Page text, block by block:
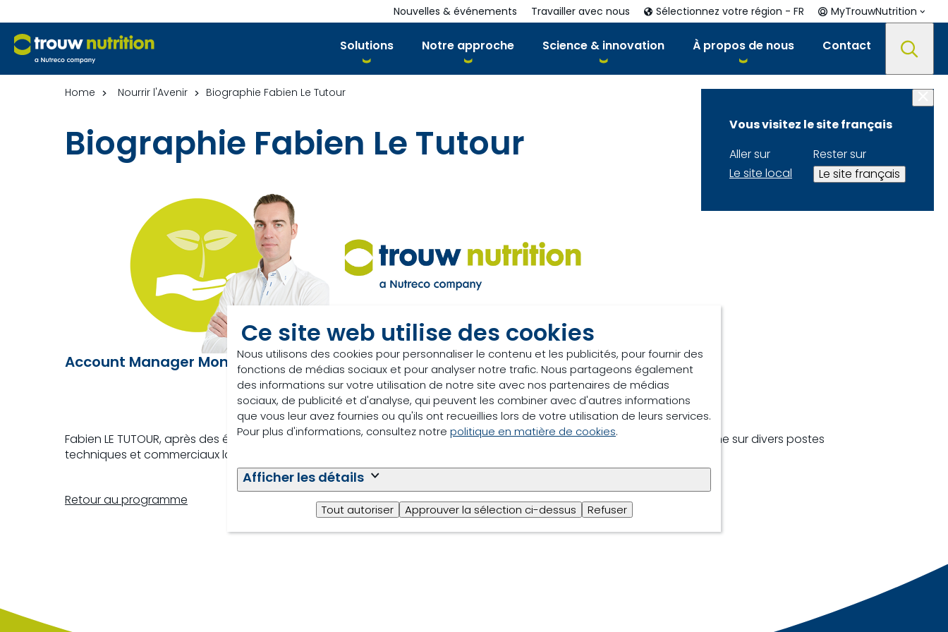
Ce site web utilise des cookies
Nous utilisons des cookies pour personnaliser le contenu et les publicités, pour fournir des
fonctions de médias sociaux et pour analyser notre trafic. Nous partageons également
des informations sur votre utilisation de notre site avec nos partenaires de médias
sociaux, de publicité et d'analyse, qui peuvent les combiner avec d'autres informations
que vous leur avez fournies ou qu'ils ont recueillies lors de votre utilisation de leurs services.
Pour plus d'informations, consultez notre politique en matière de cookies.
Afficher les détails
Tout autoriser Approuver la sélection ci-dessus Refuser
Solutions Notre approche Science & innovation À propos de nous Contact
Nouvelles & événements Travailler avec nous Sélectionnez votre région - FR MyTrouwNutrition
Vous visitez le site français
Aller sur
Le site local
Rester sur
Le site français
Home Nourrir l'Avenir Biographie Fabien Le Tutour
Biographie Fabien Le Tutour
Account Manager Monogastrics | Trouw Nutrition
Fabien LE TUTOUR, après des études supérieures agricole, travaille depuis 18 ans, dans le secteur de la production porcine sur divers postes
techniques et commerciaux locaux et nationaux. Et depuis 2022 au sein de Trouw Nutrition.
Retour au programme